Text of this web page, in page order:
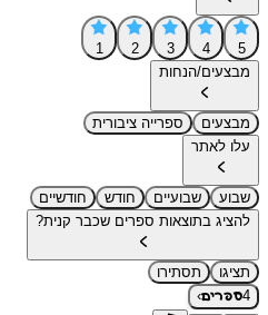
5
4
3
2
1
מבצעים/הנחות
מבצעים
ספרייה ציבורית
עלו לאתר
שבוע שבועיים חודש
חודשיים
להציג בתוצאות ספרים שכבר קנית?
תציגו
תסתירו
4ספרים›